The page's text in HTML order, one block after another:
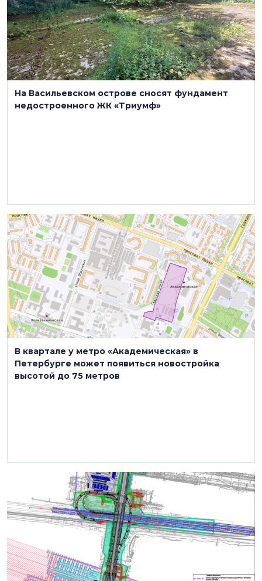
На Васильевском острове сносят фундамент
недостроенного ЖК «Триумф»
27 июля
В квартале у метро «Академическая» в
Петербурге может появиться новостройка
высотой до 75 метров